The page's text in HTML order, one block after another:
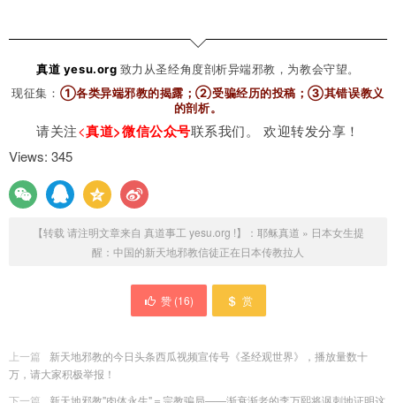
真道 yesu.org 致力从圣经角度剖析异端邪教，为教会守望。
现征集： ①各类异端邪教的揭露；②受骗经历的投稿；③其错误教义
的剖析。
请关注<真道>微信公众号联系我们。 欢迎转发分享！
Views: 345
【转载 请注明文章来自 真道事工 yesu.org !】： 耶稣真道 » 日本女生提
醒：中国的新天地邪教信徒正在日本传教拉人
赞 (16) 赏
上一篇
新天地邪教的今日头条西瓜视频宣传号《圣经观世界》，播放量数十
万，请大家积极举报！
下一篇
新天地邪教"肉体永生"＝宗教骗局——渐衰渐老的李万熙将讽刺地证明这